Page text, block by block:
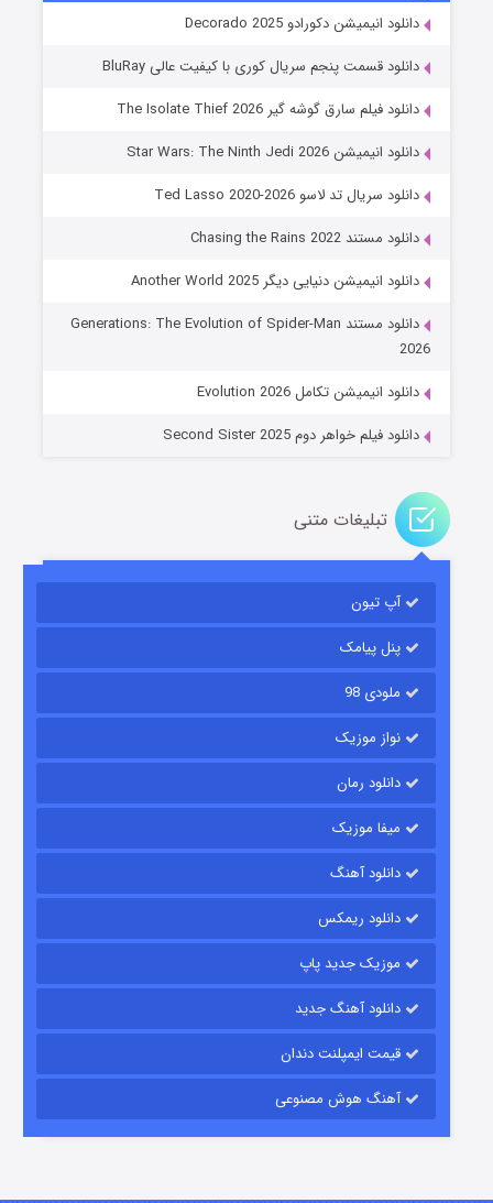
خاندان اژدها فصل ۳
جادوگری در مغولستان
قسمت۱۴ (زیرنویس) منتشر شد
باب اسفنجی فصل ۱۷
قسمت۶ (زیرنویس) منتشر شد
قسمت۱۵ (دوبله) منتشر شد
دانلود انیمیشن دکورادو Decorado 2025
دانلود قسمت پنجم سریال کوری با کیفیت عالی BluRay
دانلود فیلم سارق گوشه گیر The Isolate Thief 2026
دانلود انیمیشن Star Wars: The Ninth Jedi 2026
دانلود سریال تد لاسو Ted Lasso 2020-2026
دانلود مستند Chasing the Rains 2022
دانلود انیمیشن دنیایی دیگر Another World 2025
دانلود مستند Generations: The Evolution of Spider-Man
2026
دانلود انیمیشن تکامل Evolution 2026
دانلود فیلم خواهر دوم Second Sister 2025
تبلیغات متنی
آپ تیون
پنل پیامک
ملودی 98
نواز موزیک
دانلود رمان
میفا موزیک
دانلود آهنگ
دانلود ریمکس
موزیک جدید پاپ
دانلود آهنگ جدید
قیمت ایمپلنت دندان
آهنگ هوش مصنوعی